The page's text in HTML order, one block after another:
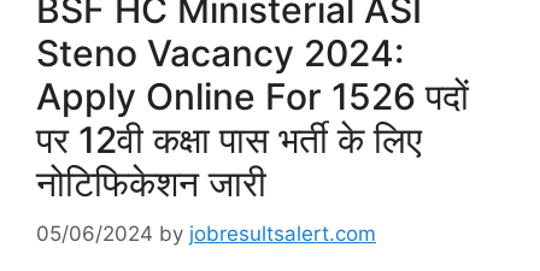
BSF HC Ministerial ASI
Steno Vacancy 2024:
Apply Online For 1526 पदों
पर 12वी कक्षा पास भर्ती के लिए
नोटिफिकेशन जारी
05/06/2024 by jobresultsalert.com